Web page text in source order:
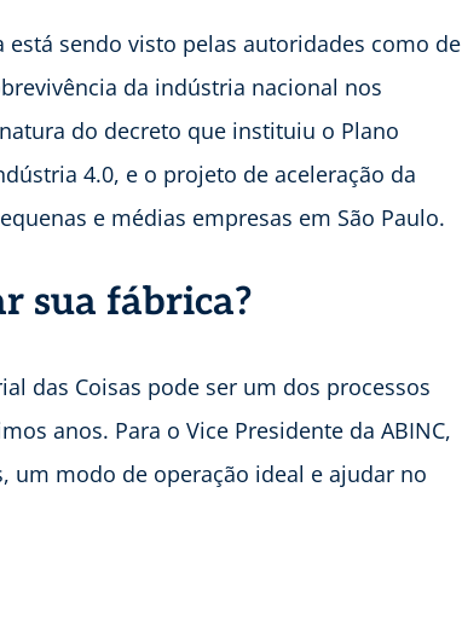
sendo visto pelas autoridades como de
da indústria nacional nos
do decreto que instituiu o Plano
4.0, e o projeto de aceleração da
e médias empresas em São Paulo.
sua fábrica?
das Coisas pode ser um dos processos
anos. Para o Vice Presidente da ABINC,
um modo de operação ideal e ajudar no